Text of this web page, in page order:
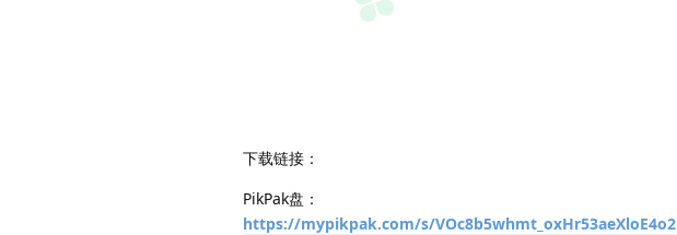
下载链接：
PikPak盘：
https://mypikpak.com/s/VOc8b5whmt_oxHr53aeXloE4o2